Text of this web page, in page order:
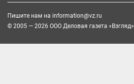
Пишите нам на information@vz.ru
© 2005 — 2026 ООО Деловая газета «Взгляд»